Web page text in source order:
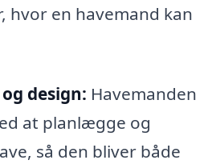
hvor en havemand kan
design: Havemanden
at planlægge og
så den bliver både